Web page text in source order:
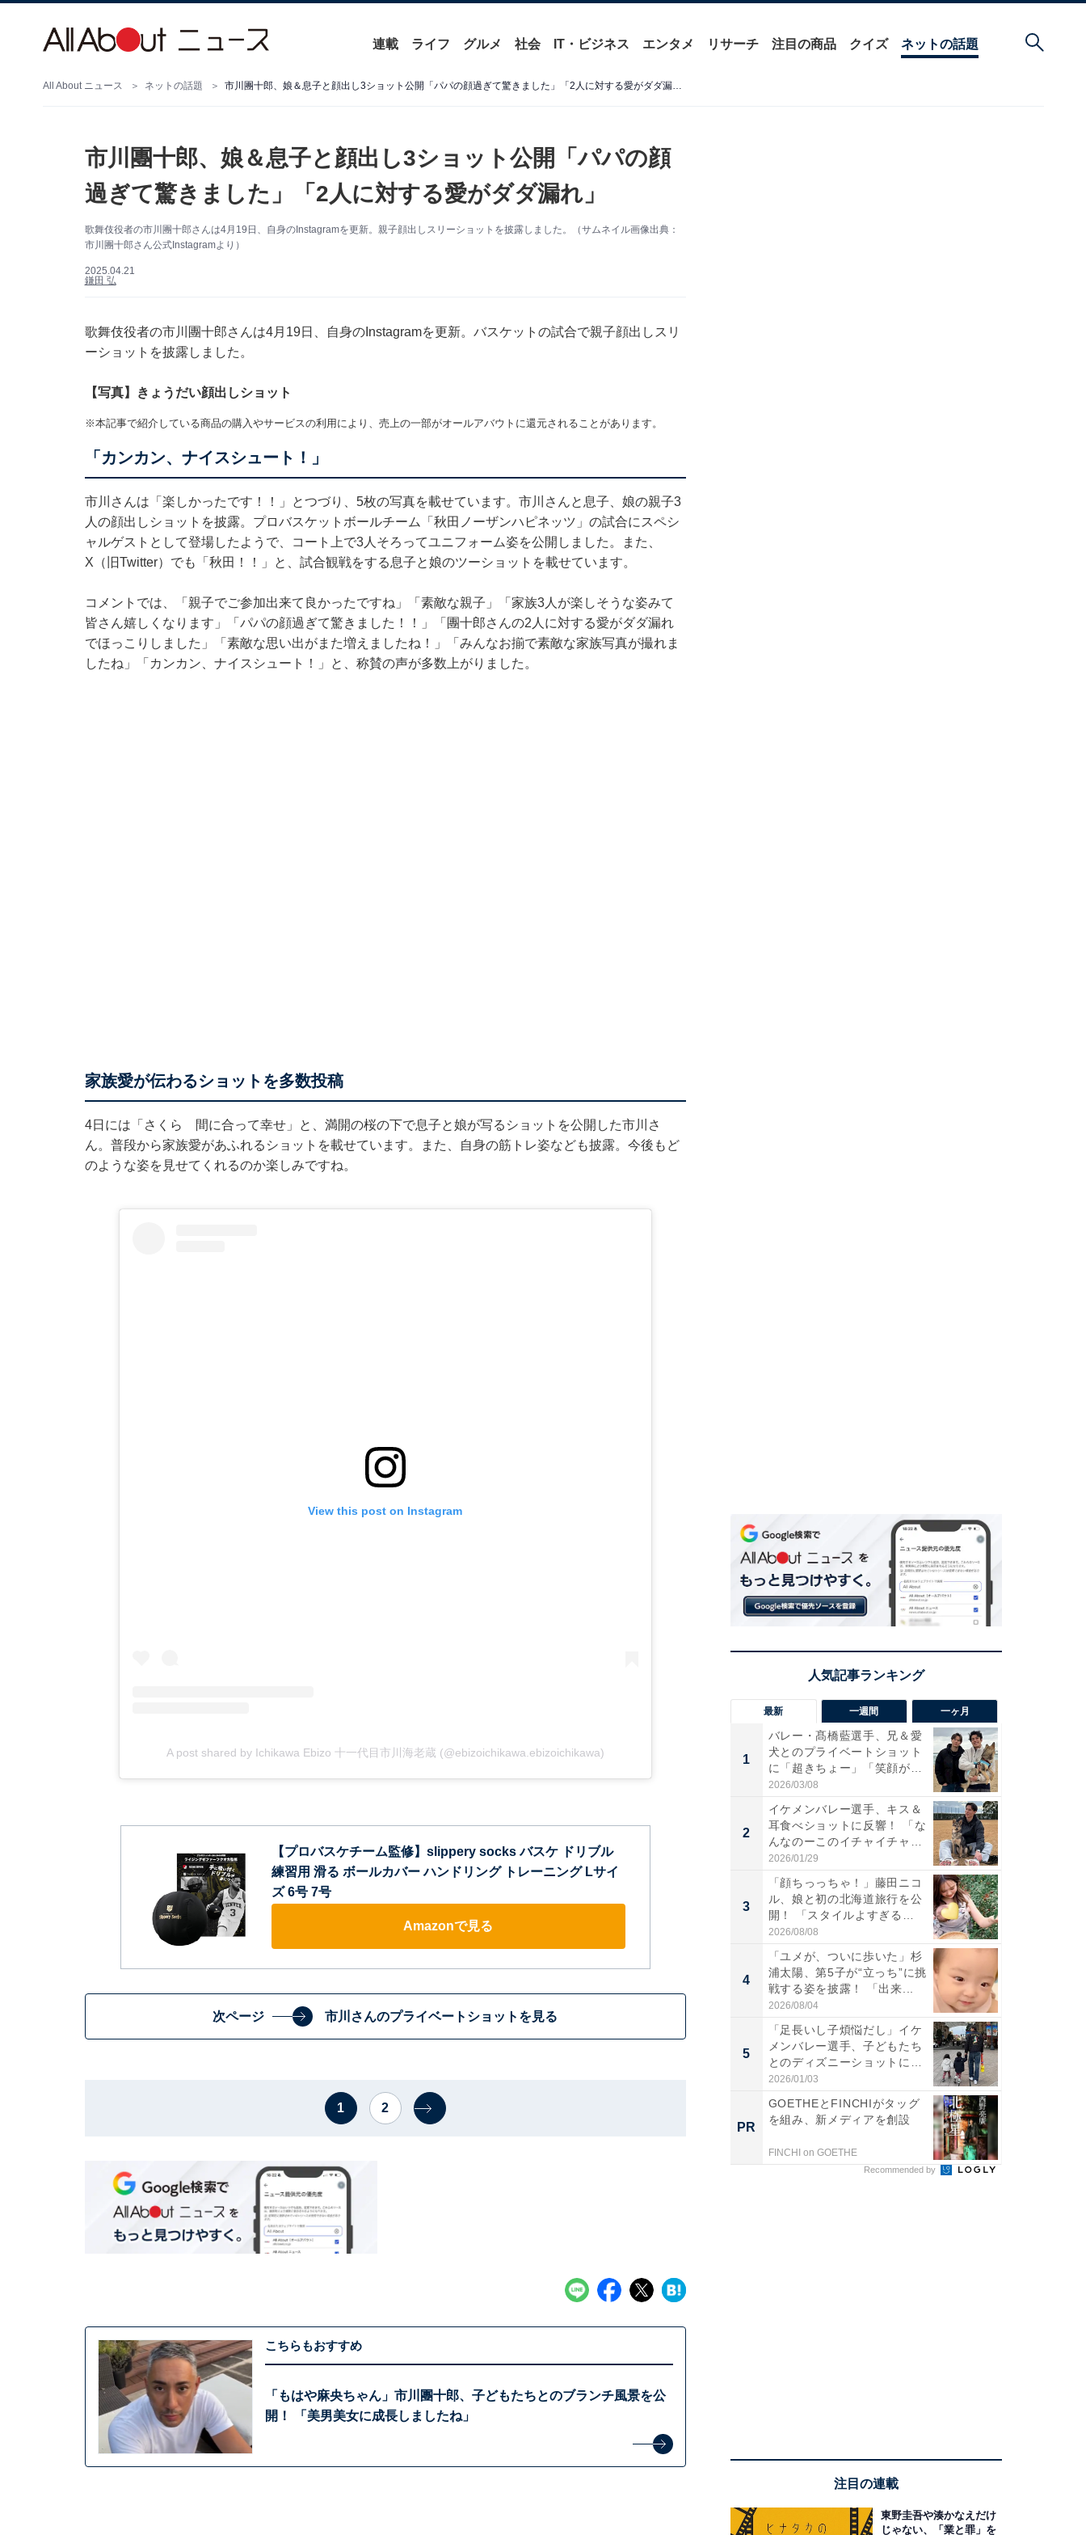
連載 ライフ グルメ 社会 IT・ビジネス エンタメ リサーチ 注目の商品 クイズ ネットの話題
All About ニュース ネットの話題 市川團十郎、娘＆息子と顔出し3ショット公開「パパの顔過ぎて驚きました」「2人に対する愛がダダ漏れ」
市川團十郎、娘＆息子と顔出し3ショット公開「パパの顔
過ぎて驚きました」「2人に対する愛がダダ漏れ」
歌舞伎役者の市川團十郎さんは4月19日、自身のInstagramを更新。親子顔出しスリーショットを披露しました。（サムネイル画像出典：
市川團十郎さん公式Instagramより）
2025.04.21
鎌田 弘
歌舞伎役者の市川團十郎さんは4月19日、自身のInstagramを更新。バスケットの試合で親子顔出しスリ
ーショットを披露しました。
【写真】きょうだい顔出しショット
※本記事で紹介している商品の購入やサービスの利用により、売上の一部がオールアバウトに還元されることがあります。
「カンカン、ナイスシュート！」
市川さんは「楽しかったです！！」とつづり、5枚の写真を載せています。市川さんと息子、娘の親子3
人の顔出しショットを披露。プロバスケットボールチーム「秋田ノーザンハピネッツ」の試合にスペシ
ャルゲストとして登場したようで、コート上で3人そろってユニフォーム姿を公開しました。また、
X（旧Twitter）でも「秋田！！」と、試合観戦をする息子と娘のツーショットを載せています。
コメントでは、「親子でご参加出来て良かったですね」「素敵な親子」「家族3人が楽しそうな姿みて
皆さん嬉しくなります」「パパの顔過ぎて驚きました！！」「團十郎さんの2人に対する愛がダダ漏れ
でほっこりしました」「素敵な思い出がまた増えましたね！」「みんなお揃で素敵な家族写真が撮れま
したね」「カンカン、ナイスシュート！」と、称賛の声が多数上がりました。
家族愛が伝わるショットを多数投稿
4日には「さくら 間に合って幸せ」と、満開の桜の下で息子と娘が写るショットを公開した市川さ
ん。普段から家族愛があふれるショットを載せています。また、自身の筋トレ姿なども披露。今後もど
のような姿を見せてくれるのか楽しみですね。
View this post on Instagram
A post shared by Ichikawa Ebizo 十一代目市川海老蔵 (@ebizoichikawa.ebizoichikawa)
【プロバスケチーム監修】slippery socks バスケ ドリブル
練習用 滑る ボールカバー ハンドリング トレーニング Lサイ
ズ 6号 7号
Amazonで見る
次ページ 市川さんのプライベートショットを見る
1 2
こちらもおすすめ
「もはや麻央ちゃん」市川團十郎、子どもたちとのブランチ風景を公
開！ 「美男美女に成長しましたね」
最新 一週間 一ヶ月
1
バレー・髙橋藍選手、兄＆愛
犬とのプライベートショット
に「超きちょー」「笑顔が見
れ...
2026/03/08
2
イケメンバレー選手、キス＆
耳食べショットに反響！ 「な
んなのーこのイチャイチャ
感...
2026/01/29
3
「顔ちっっちゃ！」藤田ニコ
ル、娘と初の北海道旅行を公
開！ 「スタイルよすぎる
よ〜...
2026/08/08
4
「ユメが、ついに歩いた」杉
浦太陽、第5子が“立っち”に挑
戦する姿を披露！ 「出来...
2026/08/04
5
「足長いし子煩悩だし」イケ
メンバレー選手、子どもたち
とのディズニーショットに
「か...
2026/01/03
PR
GOETHEとFINCHIがタッグ
を組み、新メディアを創設
FINCHI on GOETHE
Recommended by
注目の連載
東野圭吾や湊かなえだけ
じゃない、「業と罪」を